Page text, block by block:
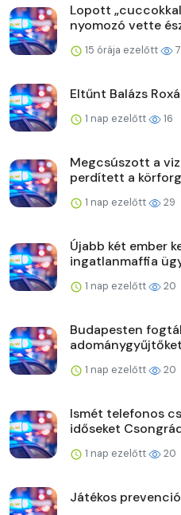
Lopott
nyomozó vette
15 órája ezelőtt 7
Eltűnt Balázs
1 nap ezelőtt 16
Megcsúszott a
perdített a
1 nap ezelőtt 29
Újabb két ember
ingatlanmaffia
1 nap ezelőtt 20
Budapesten
adománygyűjtőket
1 nap ezelőtt 20
Ismét telefonos
időseket
1 nap ezelőtt 20
Játékos